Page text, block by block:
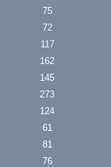
75
72
117
162
145
273
124
61
81
76